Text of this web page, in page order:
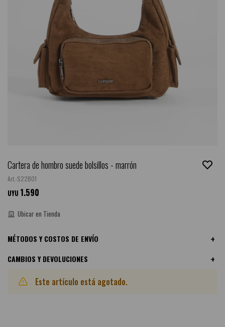
Cartera de hombro suede bolsillos - marrón
S22BO1
UYU 1.590
Ubicar en Tienda
MÉTODOS Y COSTOS DE ENVÍO
CAMBIOS Y DEVOLUCIONES
Este artículo está agotado.